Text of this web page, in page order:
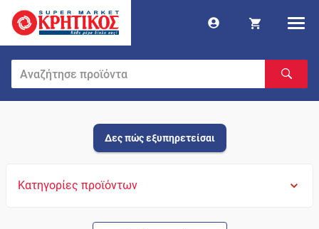
Δες πώς εξυπηρετείσαι
Κατηγορίες προϊόντων